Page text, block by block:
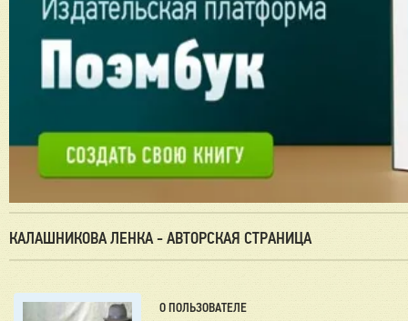
КАЛАШНИКОВА ЛЕНКА - АВТОРСКАЯ СТРАНИЦА
О ПОЛЬЗОВАТЕЛЕ